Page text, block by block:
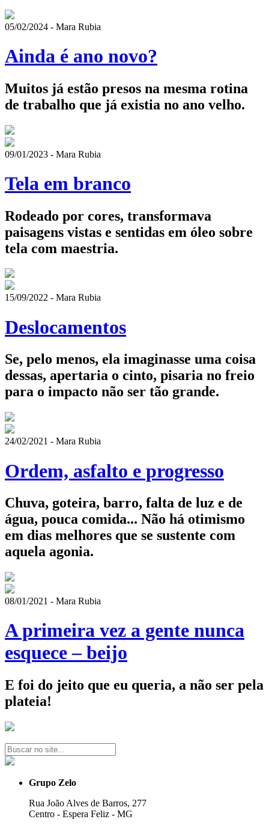
05/02/2024 - Mara Rubia
Ainda é ano novo?
Muitos já estão presos na mesma rotina
de trabalho que já existia no ano velho.
09/01/2023 - Mara Rubia
Tela em branco
Rodeado por cores, transformava
paisagens vistas e sentidas em óleo sobre
tela com maestria.
15/09/2022 - Mara Rubia
Deslocamentos
Se, pelo menos, ela imaginasse uma coisa
dessas, apertaria o cinto, pisaria no freio
para o impacto não ser tão grande.
24/02/2021 - Mara Rubia
Ordem, asfalto e progresso
Chuva, goteira, barro, falta de luz e de
água, pouca comida... Não há otimismo
em dias melhores que se sustente com
aquela agonia.
08/01/2021 - Mara Rubia
A primeira vez a gente nunca
esquece – beijo
E foi do jeito que eu queria, a não ser pela
plateia!
Grupo Zelo
Rua João Alves de Barros, 277
Centro - Espera Feliz - MG